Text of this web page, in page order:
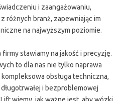
i zaangażowaniu,
różnych branż, zapewniając im
na najwyższym poziomie.
stawiamy na jakość i precyzję.
to dla nas nie tylko naprawa
obsługa techniczna,
i bezproblemowej